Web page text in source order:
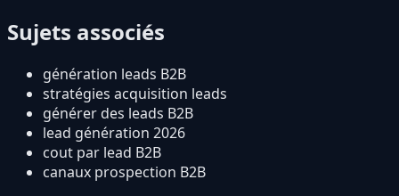
Sujets associés
génération leads B2B
stratégies acquisition leads
générer des leads B2B
lead génération 2026
cout par lead B2B
canaux prospection B2B